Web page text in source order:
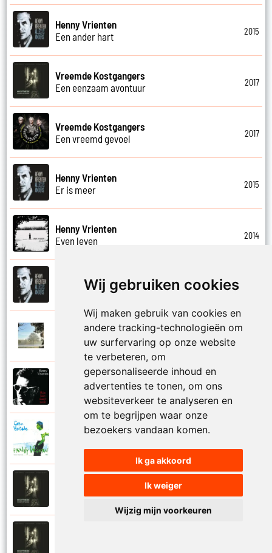
Wij gebruiken cookies
Wij maken gebruik van cookies en
andere tracking-technologieën om
uw surfervaring op onze website
te verbeteren, om
gepersonaliseerde inhoud en
advertenties te tonen, om ons
websiteverkeer te analyseren en
om te begrijpen waar onze
bezoekers vandaan komen.
Ik ga akkoord
Ik weiger
Wijzig mijn voorkeuren
Henny Vrienten
Een ander hart
2015
Vreemde Kostgangers
Een eenzaam avontuur
2017
Vreemde Kostgangers
Een vreemd gevoel
2017
Henny Vrienten
Er is meer
2015
Henny Vrienten
Even leven
2014
Henny Vrienten
Even niet bewegen
Vreemde Kostgangers
Fender strat
Henny Vrienten
Fijn om er niet bij te horen
Henny Vrienten
Vreemde Kostgangers
Geen weg terug